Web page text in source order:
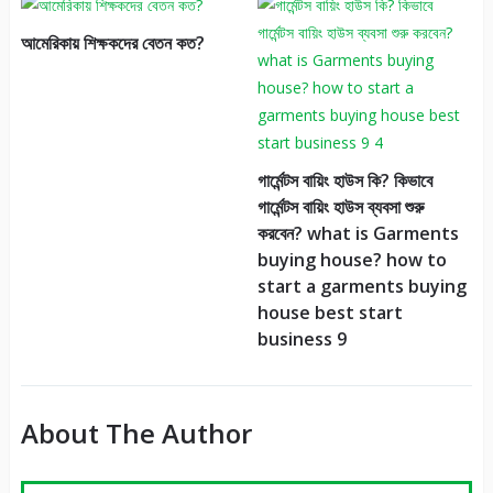
আমেরিকায় শিক্ষকদের বেতন কত?
গার্মেন্টস বায়িং হাউস কি? কিভাবে
গার্মেন্টস বায়িং হাউস ব্যবসা শুরু
করবেন? what is Garments
buying house? how to
start a garments buying
house best start
business 9
About The Author